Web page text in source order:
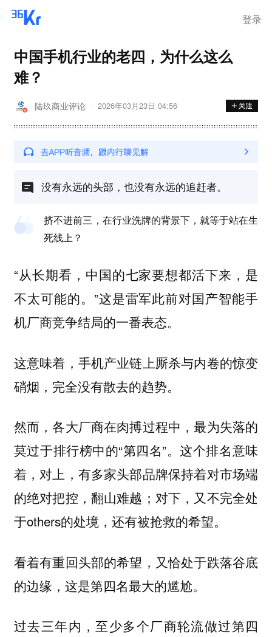
登录
中国手机行业的老四，为什么这么
难？
陆玖商业评论 2026年03月23日 04:56
没有永远的头部，也没有永远的追赶者。
挤不进前三，在行业洗牌的背景下，就等于站在生
死线上？
‍‍‍‍‍‍‍‍‍‍‍‍‍‍‍‍‍‍‍“从长期看，中国的七家要想都活下来，是
不太可能的。”这是雷军此前对国产智能手
机厂商竞争结局的一番表态。
这意味着，手机产业链上厮杀与内卷的惊变
硝烟，完全没有散去的趋势。
然而，各大厂商在肉搏过程中，最为失落的
莫过于排行榜中的“第四名”。这个排名意味
着，对上，有多家头部品牌保持着对市场端
的绝对把控，翻山难越；对下，又不完全处
于others的处境，还有被抢救的希望。
看着有重回头部的希望，又恰处于跌落谷底
的边缘，这是第四名最大的尴尬。
过去三年内，至少多个厂商轮流做过第四